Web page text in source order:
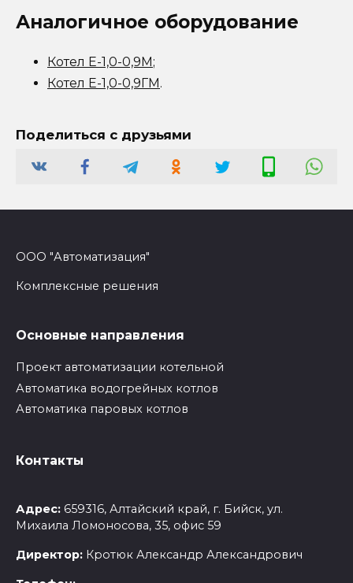
Аналогичное оборудование
Котел Е-1,0-0,9М ;
Котел Е-1,0-0,9ГМ .
Поделиться с друзьями
ООО "Автоматизация"
Комплексные решения
Основные направления
Проект автоматизации котельной
Автоматика водогрейных котлов
Автоматика паровых котлов
Контакты
Адрес: 659316, Алтайский край, г. Бийск, ул.
Михаила Ломоносова, 35, офис 59
Директор: Кротюк Александр Александрович